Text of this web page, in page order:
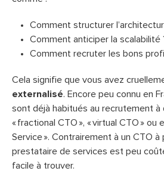
Comment structurer
Comment anticiper la scalabilité
Comment recruter les bons
Cela signifie que vous avez
externalisé. Encore peu connu en
sont déjà habitués au recrutement à
« fractional CTO », « virtual CTO » ou
Service ». Contrairement à un CTO
prestataire de services est peu
facile à trouver.